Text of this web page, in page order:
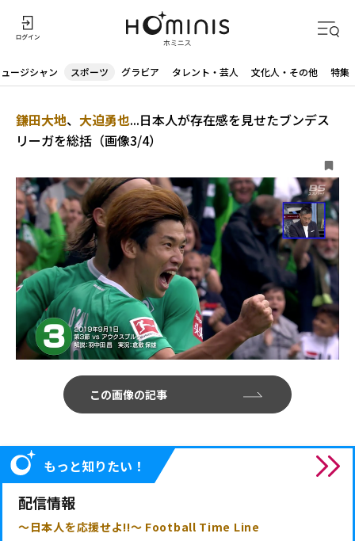
ージシャン スポーツ グラビア タレント・芸人 文化人・その他 特集
鎌田大地、 大迫勇也...日本人が存在感を見せたブンデス
リーガを総括（画像3/4）
この画像の記事
もっと知りたい！
配信情報
～日本人を応援せよ!!～ Football Time Line